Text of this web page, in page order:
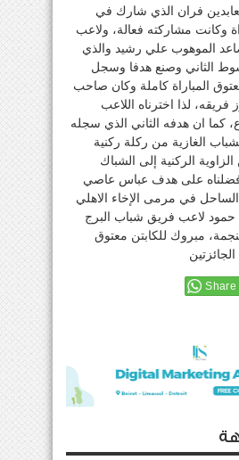
فران الذي شارك في
وكانت مشاركته فعالة، ولاعب
الموهوب علي رشيد والذي
الثاني وصنع هدفا وسجل
المباراة كاملة وكان صاحب
فريقه، لذا اخترناه اللاعب
كما ان هدفه الثاني الذي سجله
الغازية من ركلة ركنية
الركنية إلى الشباك
فضلناه على هدف عباس عاصي
في مرمى الإخاء الاهلي
لاعب فريق شباب البرج
مبروك للكابتن معتوق
Share